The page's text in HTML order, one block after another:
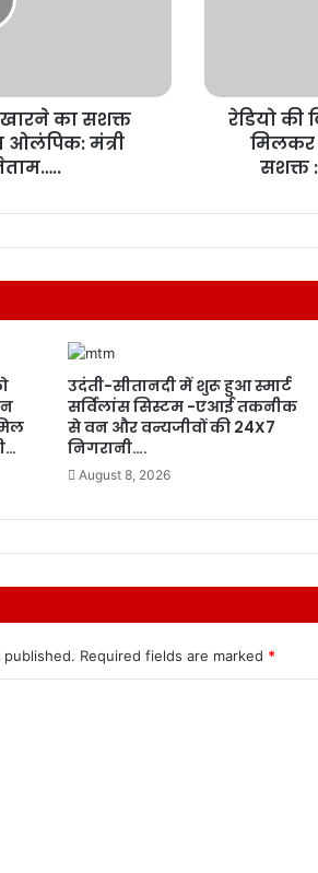
का सशक्त
ओलंपिक: मंत्री
रेडियो की
मिलकर
सशक्त
उदंती-सीतानदी में शुरू हुआ स्मार्ट
सर्विलांस सिस्टम -एआई तकनीक
से वन और वन्यजीवों की 24X7
निगरानी….
August 8, 2026
Required fields are marked *